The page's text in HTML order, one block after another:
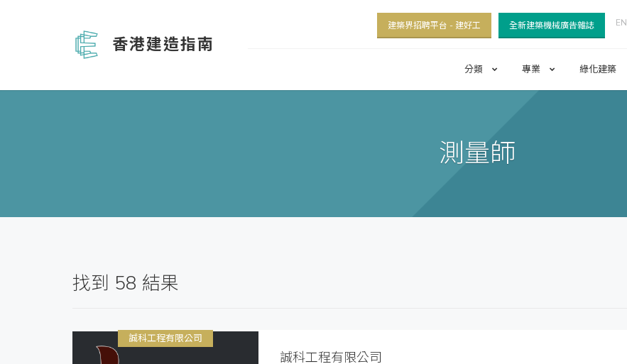
香港建造指南
建築界招聘平台 - 建好工 全新建築機械廣告雜誌 EN
分類 專業 綠化建築
測量師
找到 58 結果
誠科工程有限公司
誠科工程有限公司